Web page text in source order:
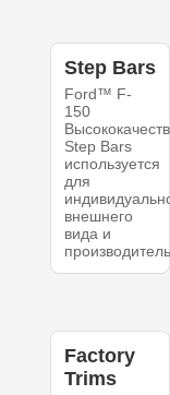
Step Bars
Ford™ F-
150
Step Bars
используется
для
внешнего
вида и
Factory
Trims